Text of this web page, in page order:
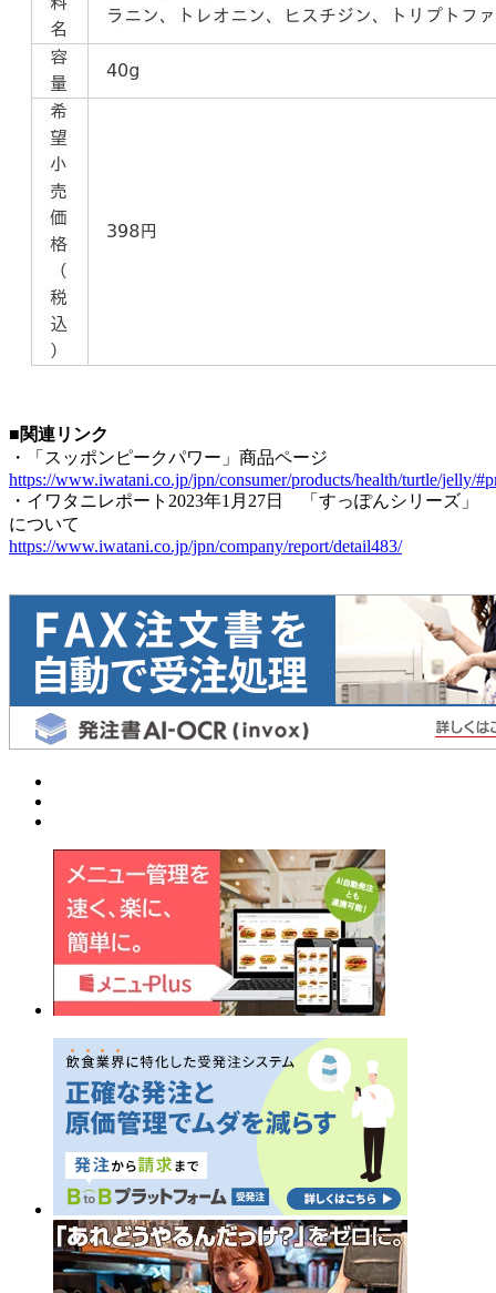
■関連リンク
・「スッポンピークパワー」商品ページ
https://www.iwatani.co.jp/jpn/consumer/products/health/turtle/jelly/
・イワタニレポート2023年1月27日 「すっぽんシリーズ」
について
https://www.iwatani.co.jp/jpn/company/report/detail483/